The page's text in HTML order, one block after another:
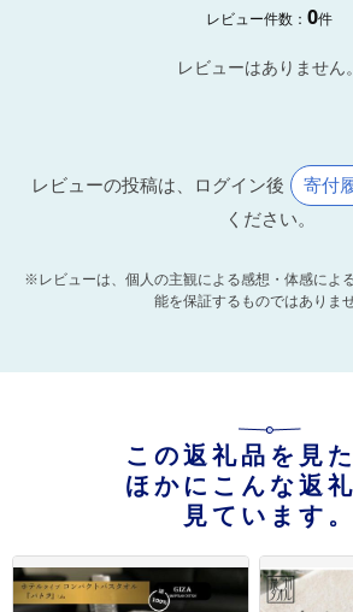
レビュー件数：0件
レビューはありません。
レビューの投稿は、ログイン後 寄付
ください。
※レビューは、個人の主観による感想・体感によ
能を保証するものではありませ
この返礼品を見
ほかにこんな返
見ています。